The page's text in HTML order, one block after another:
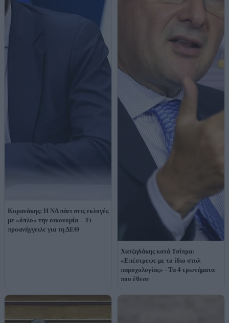
Κυρανάκης: Η ΝΔ πάει στις εκλογές
με «όπλο» την οικονομία – Τι
προανήγγειλε για τη ΔΕΘ
Χατζηδάκης κατά Τσίπρα:
«Επέστρεψε με το ίδιο στυλ
παροχολογίας» - Τα 4 ερωτήματα
που έθεσε